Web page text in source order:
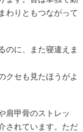
わりともつながって
のに、また寝違えま
クセも見たほうがよ
肩甲骨のストレッ
されています。ただ